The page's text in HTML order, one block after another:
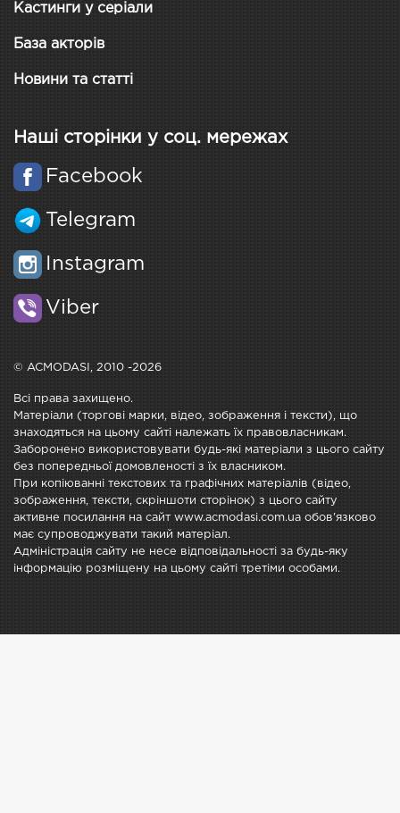
Кастинги у серіали
База акторів
Новини та статті
Наші сторінки у соц. мережах
Facebook
Telegram
Instagram
Viber
© ACMODASI, 2010 -2026
Всі права захищено.
Матеріали (торгові марки, відео, зображення і тексти), що
знаходяться на цьому сайті належать їх правовласникам.
Заборонено використовувати будь-які матеріали з цього сайту
без попередньої домовленості з їх власником.
При копіюванні текстових та графічних матеріалів (відео,
зображення, тексти, скріншоти сторінок) з цього сайту
активне посилання на сайт www.acmodasi.com.ua обов'язково
має супроводжувати такий матеріал.
Адміністрація сайту не несе відповідальності за будь-яку
інформацію розміщену на цьому сайті третіми особами.